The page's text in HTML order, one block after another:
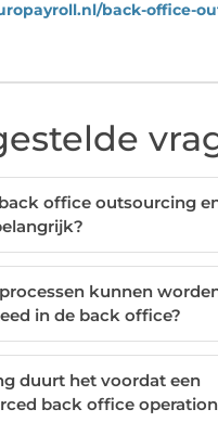
back-office-
office outsourcing
kunnen
in de back office?
duurt het voordat een
back office